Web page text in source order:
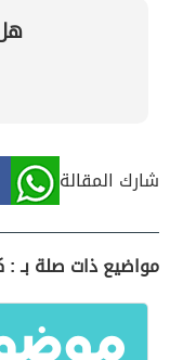
شارك المقالة
مواضيع ذات صلة بـ